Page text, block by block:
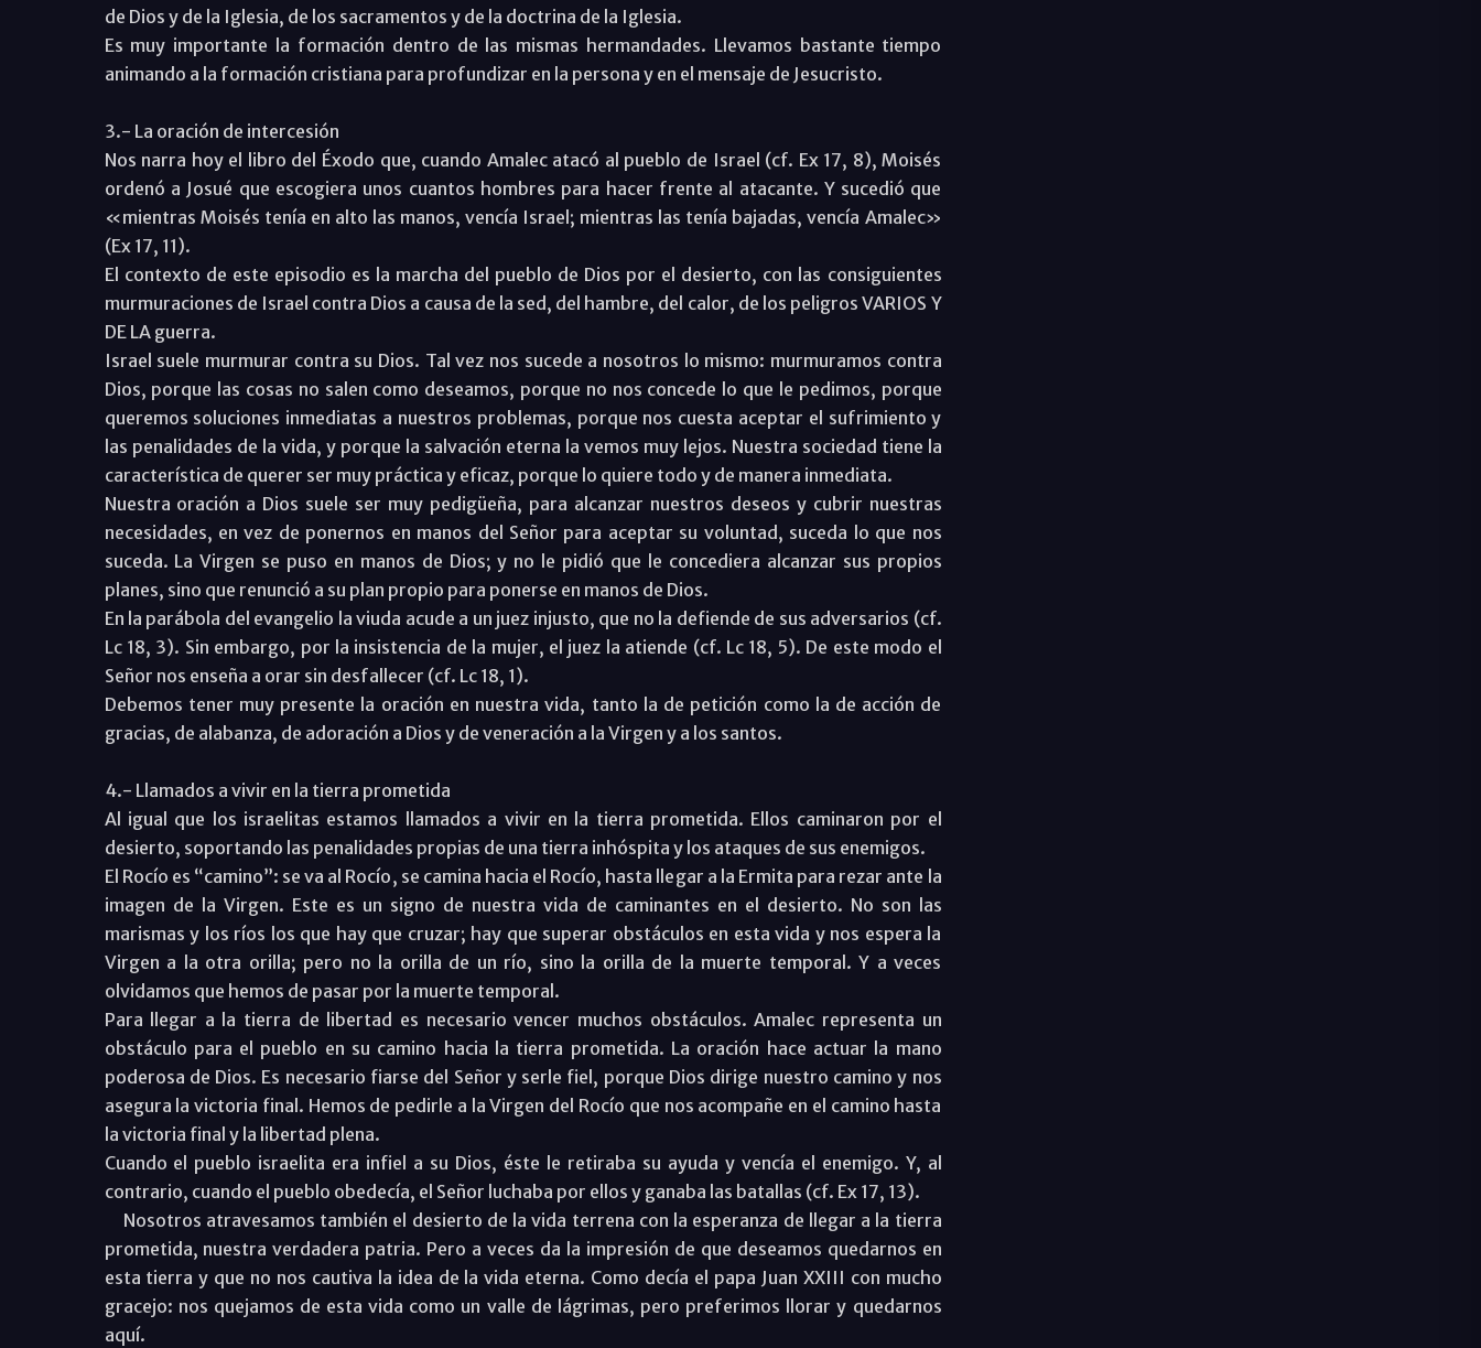
de Dios y de la Iglesia, de los sacramentos y de la doctrina de la Iglesia.
Es muy importante la formación dentro de las mismas hermandades. Llevamos bastante tiempo
animando a la formación cristiana para profundizar en la persona y en el mensaje de Jesucristo.
3.- La oración de intercesión
Nos narra hoy el libro del Éxodo que, cuando Amalec atacó al pueblo de Israel (cf. Ex 17, 8), Moisés
ordenó a Josué que escogiera unos cuantos hombres para hacer frente al atacante. Y sucedió que
«mientras Moisés tenía en alto las manos, vencía Israel; mientras las tenía bajadas, vencía Amalec»
(Ex 17, 11).
El contexto de este episodio es la marcha del pueblo de Dios por el desierto, con las consiguientes
murmuraciones de Israel contra Dios a causa de la sed, del hambre, del calor, de los peligros VARIOS Y
DE LA guerra.
Israel suele murmurar contra su Dios. Tal vez nos sucede a nosotros lo mismo: murmuramos contra
Dios, porque las cosas no salen como deseamos, porque no nos concede lo que le pedimos, porque
queremos soluciones inmediatas a nuestros problemas, porque nos cuesta aceptar el sufrimiento y
las penalidades de la vida, y porque la salvación eterna la vemos muy lejos. Nuestra sociedad tiene la
característica de querer ser muy práctica y eficaz, porque lo quiere todo y de manera inmediata.
Nuestra oración a Dios suele ser muy pedigüeña, para alcanzar nuestros deseos y cubrir nuestras
necesidades, en vez de ponernos en manos del Señor para aceptar su voluntad, suceda lo que nos
suceda. La Virgen se puso en manos de Dios; y no le pidió que le concediera alcanzar sus propios
planes, sino que renunció a su plan propio para ponerse en manos de Dios.
En la parábola del evangelio la viuda acude a un juez injusto, que no la defiende de sus adversarios (cf.
Lc 18, 3). Sin embargo, por la insistencia de la mujer, el juez la atiende (cf. Lc 18, 5). De este modo el
Señor nos enseña a orar sin desfallecer (cf. Lc 18, 1).
Debemos tener muy presente la oración en nuestra vida, tanto la de petición como la de acción de
gracias, de alabanza, de adoración a Dios y de veneración a la Virgen y a los santos.
4.- Llamados a vivir en la tierra prometida
Al igual que los israelitas estamos llamados a vivir en la tierra prometida. Ellos caminaron por el
desierto, soportando las penalidades propias de una tierra inhóspita y los ataques de sus enemigos.
El Rocío es “camino”: se va al Rocío, se camina hacia el Rocío, hasta llegar a la Ermita para rezar ante la
imagen de la Virgen. Este es un signo de nuestra vida de caminantes en el desierto. No son las
marismas y los ríos los que hay que cruzar; hay que superar obstáculos en esta vida y nos espera la
Virgen a la otra orilla; pero no la orilla de un río, sino la orilla de la muerte temporal. Y a veces
olvidamos que hemos de pasar por la muerte temporal.
Para llegar a la tierra de libertad es necesario vencer muchos obstáculos. Amalec representa un
obstáculo para el pueblo en su camino hacia la tierra prometida. La oración hace actuar la mano
poderosa de Dios. Es necesario fiarse del Señor y serle fiel, porque Dios dirige nuestro camino y nos
asegura la victoria final. Hemos de pedirle a la Virgen del Rocío que nos acompañe en el camino hasta
la victoria final y la libertad plena.
Cuando el pueblo israelita era infiel a su Dios, éste le retiraba su ayuda y vencía el enemigo. Y, al
contrario, cuando el pueblo obedecía, el Señor luchaba por ellos y ganaba las batallas (cf. Ex 17, 13).
Nosotros atravesamos también el desierto de la vida terrena con la esperanza de llegar a la tierra
prometida, nuestra verdadera patria. Pero a veces da la impresión de que deseamos quedarnos en
esta tierra y que no nos cautiva la idea de la vida eterna. Como decía el papa Juan XXIII con mucho
gracejo: nos quejamos de esta vida como un valle de lágrimas, pero preferimos llorar y quedarnos
aquí.